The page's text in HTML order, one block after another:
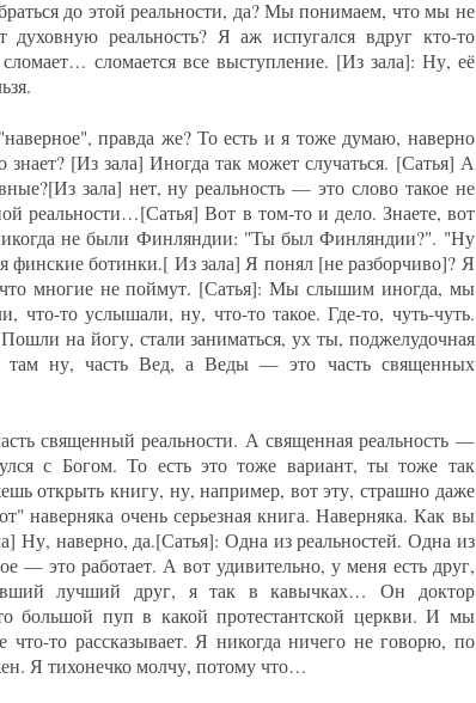
до этой реальности, да? Мы понимаем, что мы не
реальность? Я аж испугался вдруг кто-то
сломается все выступление. [Из зала]: Ну, её
правда же? То есть и я тоже думаю, наверно
[Из зала] Иногда так может случаться. [Сатья] А
зала] нет, ну реальность — это слово такое не
реальности…[Сатья] Вот в том-то и дело. Знаете, вот
не были Финляндии: "Ты был Финляндии?". "Ну
ботинки.[ Из зала] Я понял [не разборчиво]? Я
что многие не поймут. [Сатья]: Мы слышим иногда, мы
что-то услышали, ну, что-то такое. Где-то, чуть-чуть.
Пошли на йогу, стали заниматься, ух ты, поджелудочная
там ну, часть Вед, а Веды — это часть священных
священный реальности. А священная реальность —
с Богом. То есть это тоже вариант, ты тоже так
открыть книгу, ну, например, вот эту, страшно даже
наверняка очень серьезная книга. Наверняка. Как вы
Ну, наверно, да.[Сатья]: Одна из реальностей. Одна из
— это работает. А вот удивительно, у меня есть друг,
лучший друг, я так в кавычках… Он доктор
большой пуп в какой протестантской церкви. И мы
что-то рассказывает. Я никогда ничего не говорю, по
Я тихонечко молчу, потому что…